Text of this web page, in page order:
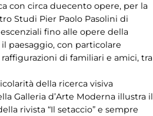
con circa duecento opere, per la
Studi Pier Paolo Pasolini di
fino alle opere della
paesaggio, con particolare
di familiari e amici, tra
della ricerca visiva
Galleria d’Arte Moderna illustra il
rivista “Il setaccio” e sempre